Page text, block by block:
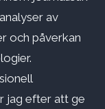
av
och påverkan
jag efter att ge